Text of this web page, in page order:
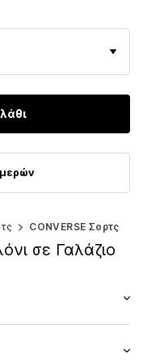
CONVERSE Σορτς
σε Γαλάζιο